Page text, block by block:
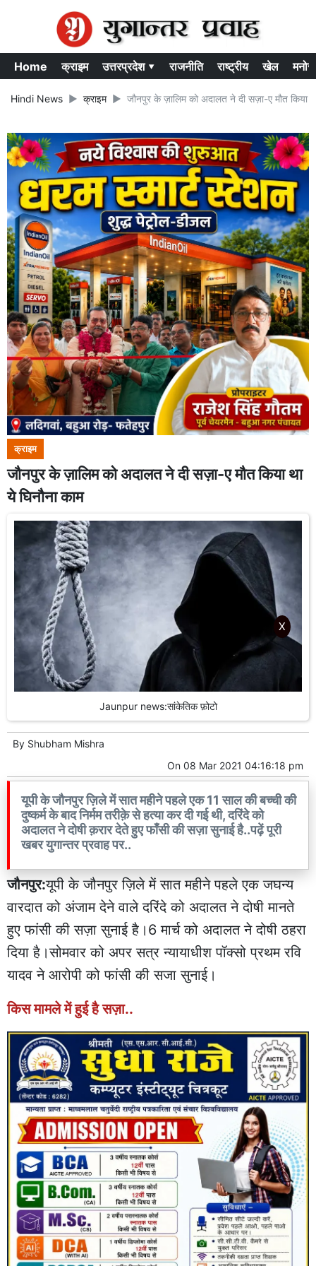
Home क्राइम उत्तरप्रदेश ▾ राजनीति राष्ट्रीय खेल
Hindi News क्राइम जौनपुर के ज़ालिम को अदालत ने दी सज़ा-ए मौत किया
क्राइम
जौनपुर के ज़ालिम को अदालत ने दी सज़ा-ए मौत किया था
ये घिनौना काम
Jaunpur news:सांकेतिक फ़ोटो
By Shubham Mishra
On 08 Mar 2021 04:16:18 pm
यूपी के जौनपुर ज़िले में सात महीने पहले एक 11 साल की बच्ची की
दुष्कर्म के बाद निर्मम तरीक़े से हत्या कर दी गई थी, दरिंदे को
अदालत ने दोषी क़रार देते हुए फाँसी की सज़ा सुनाई है..पढ़ें पूरी
खबर युगान्तर प्रवाह पर..
जौनपुर:यूपी के जौनपुर ज़िले में सात महीने पहले एक जघन्य
वारदात को अंजाम देने वाले दरिंदे को अदालत ने दोषी मानते
हुए फांसी की सज़ा सुनाई है।6 मार्च को अदालत ने दोषी ठहरा
दिया है।सोमवार को अपर सत्र न्‍यायाधीश पॉक्‍सो प्रथम रवि
यादव ने आरोपी को फांसी की सजा सुनाई।
किस मामले में हुई है सज़ा..
X